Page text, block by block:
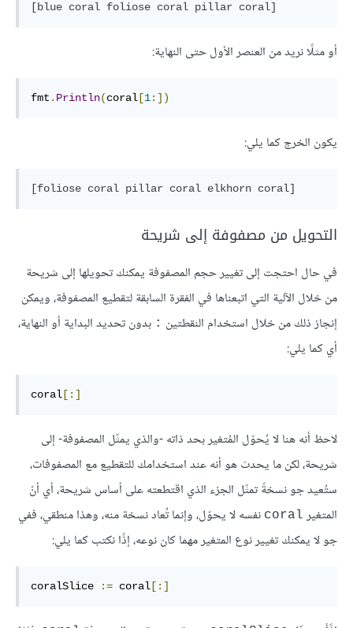
[blue coral foliose coral pillar coral]
أو مثلًا نريد من العنصر الأول حتى النهاية:
fmt . Println(coral [1:])
يكون الخرج كما يلي:
[foliose coral pillar coral elkhorn coral]
التحويل من مصفوفة إلى شريحة
في حال احتجت إلى تغيير حجم المصفوفة يمكنك تحويلها إلى شريحة
من خلال الآلية التي اتبعناها في الفقرة السابقة لتقطيع المصفوفة، ويمكن
إنجاز ذلك من خلال استخدام النقطتين : بدون تحديد البداية أو النهاية،
أي كما يلي:
coral [:]
لاحظ أنه هنا لا يُحوّل المُتغير بحد ذاته -والذي يمثّل المصفوفة- إلى
شريحة، لكن ما يحدث هو أنه عند استخدامك للتقطيع مع المصفوفات،
ستُعيد جو نسخةً تمثّل الجزء الذي اقتطعته على أساس شريحة، أي أنّ
المتغير coral نفسه لا يحوّل، وإنما تُعاد نسخة منه، وهذا منطقي، ففي
جو لا يمكنك تغيير نوع المتغير مهما كان نوعه، إذًا نكتب كما يلي:
coralSlice := coral [:]